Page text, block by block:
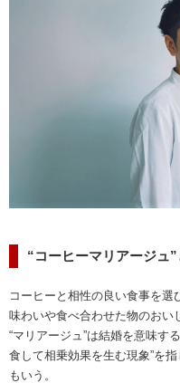
“コーヒーマリアージュ
コーヒーと相性の良い食事を
味わいや食べ合わせた物のおい
“マリアージュ”は結婚を意味す
食して相乗効果を生む現象”を
もいう。